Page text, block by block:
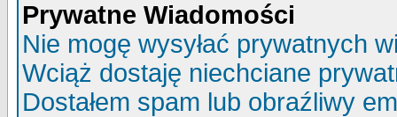
Prywatne Wiadomości
Nie mogę wysyłać prywatnych
Wciąż dostaję niechciane
Dostałem spam lub obraźliwy